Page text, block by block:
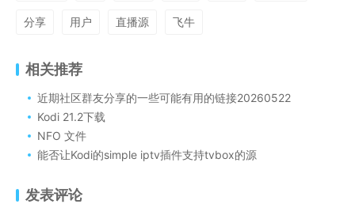
分享 用户 直播源 飞牛
相关推荐
近期社区群友分享的一些可能有用的链接20260522
Kodi 21.2下载
NFO 文件
能否让Kodi的simple iptv插件支持tvbox的源
发表评论